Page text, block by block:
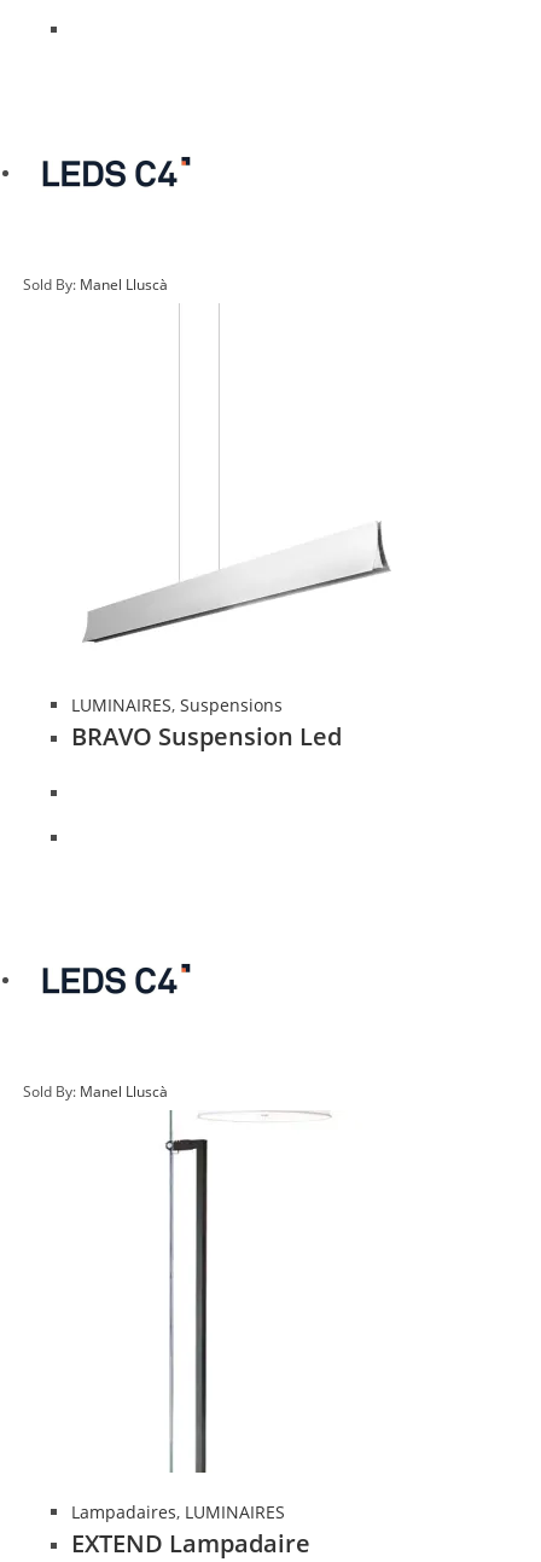
Sold By: Manel Lluscà
LUMINAIRES, Suspensions
BRAVO Suspension Led
Sold By: Manel Lluscà
Lampadaires, LUMINAIRES
EXTEND Lampadaire